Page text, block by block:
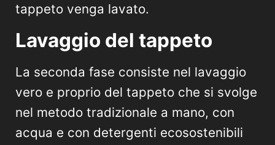
tappeto venga lavato.
Lavaggio del tappeto
La seconda fase consiste nel lavaggio
vero e proprio del tappeto che si svolge
nel metodo tradizionale a mano, con
acqua e con detergenti ecosostenibili